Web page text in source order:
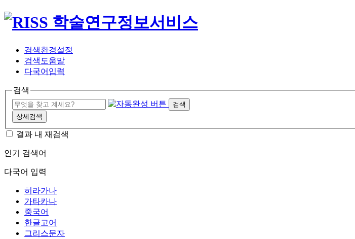
검색환경설정
검색도움말
다국어입력
검색
검색
상세검색
결과 내 재검색
인기 검색어
다국어 입력
히라가나
가타카나
중국어
한글고어
그리스문자